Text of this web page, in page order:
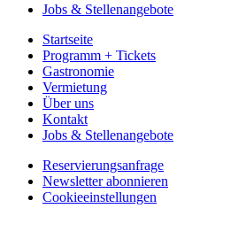
Jobs & Stellenangebote
Startseite
Programm + Tickets
Gastronomie
Vermietung
Über uns
Kontakt
Jobs & Stellenangebote
Reservierungsanfrage
Newsletter abonnieren
Cookieeinstellungen